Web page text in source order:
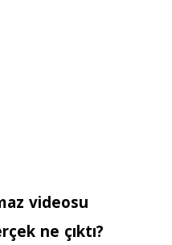
videosu
ne çıktı?